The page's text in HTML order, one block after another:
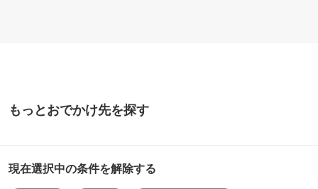
もっとおでかけ先を探す
現在選択中の条件を解除する